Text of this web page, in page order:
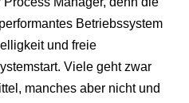
Betriebssystem
und freie
Viele geht zwar
manches aber nicht und